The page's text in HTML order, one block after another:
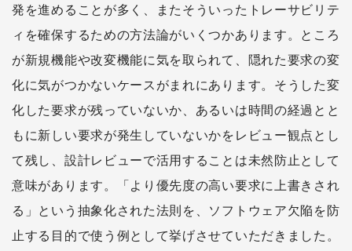
発を進めることが多く、またそういったトレーサビリテ
ィを確保するための方法論がいくつかあります。ところ
が新規機能や改変機能に気を取られて、隠れた要求の変
化に気がつかないケースがまれにあります。そうした変
化した要求が残っていないか、あるいは時間の経過とと
もに新しい要求が発生していないかをレビュー観点とし
て残し、設計レビューで活用することは未然防止として
意味があります。「より優先度の高い要求に上書きされ
る」という抽象化された法則を、ソフトウェア欠陥を防
止する目的で使う例として挙げさせていただきました。